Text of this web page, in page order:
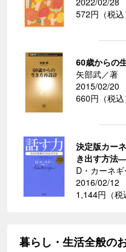
572円（税込
60歳からの
矢部武／著
2015/02/20
660円（税込
決定版カー
き出す方法―
D・カーネ
2016/02/12
1,144円（税
暮らし・生活全般の